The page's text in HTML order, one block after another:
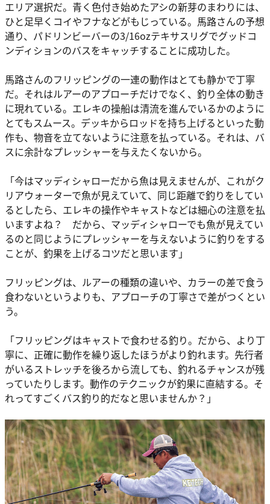
エリア選択だ。青く色付き始めたアシの新芽のまわりには、
ひと足早くコイやフナなどがもじっている。馬路さんの予想
通り、パドリンビーバーの3/16ozテキサスリグでグッドコ
ンディションのバスをキャッチすることに成功した。
馬路さんのフリッピングの一連の動作はとても静かで丁寧
だ。それはルアーのアプローチだけでなく、釣り全体の動き
に現れている。エレキの操船は清流を進んでいるかのように
とてもスムース。デッキからロッドを持ち上げるといった動
作も、物音を立てないように注意を払っている。それは、バ
スに余計なプレッシャーを与えたくないから。
「今はマッディシャローだから魚は見えませんが、これがク
リアウォーターで魚が見えていて、同じ距離で釣りをしてい
るとしたら、エレキの操作やキャストなどは細心の注意を払
いますよね？ だから、マッディシャローでも魚が見えてい
るのと同じようにプレッシャーを与えないように釣りをする
ことが、釣果を上げるコツだと思います」
フリッピングは、ルアーの種類の違いや、カラーの差で食う
食わないというよりも、アプローチの丁寧さで差がつくとい
う。
「フリッピングはキャストで食わせる釣り。だから、より丁
寧に、正確に動作を繰り返したほうがより釣れます。先行者
がいるストレッチを後ろから流しても、釣れるチャンスが残
っていたりします。動作のテクニックが釣果に直結する。そ
れってすごくバス釣り的だなと思いませんか？」